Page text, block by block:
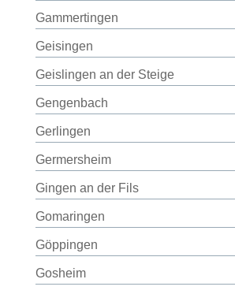
Gammertingen
Geisingen
Geislingen an der Steige
Gengenbach
Gerlingen
Germersheim
Gingen an der Fils
Gomaringen
Göppingen
Gosheim